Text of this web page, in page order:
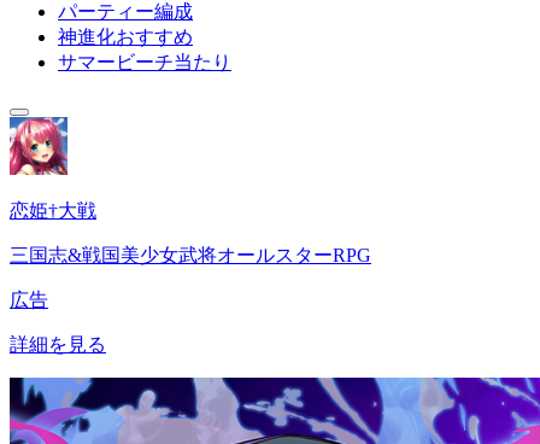
パーティー編成
神進化おすすめ
サマービーチ当たり
恋姫†大戦
三国志&戦国美少女武将オールスターRPG
広告
詳細を見る